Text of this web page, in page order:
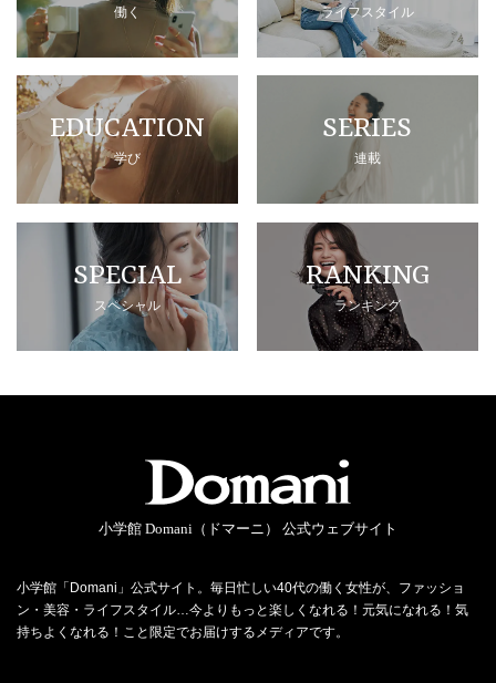
働く ライフスタイル
EDUCATION
学び
SERIES
連載
SPECIAL
スペシャル
RANKING
ランキング
小学館 Domani（ドマーニ） 公式ウェブサイト
小学館「Domani」公式サイト。毎日忙しい40代の働く女性が、ファッショ
ン・美容・ライフスタイル…今よりもっと楽しくなれる！元気になれる！気
持ちよくなれる！こと限定でお届けするメディアです。